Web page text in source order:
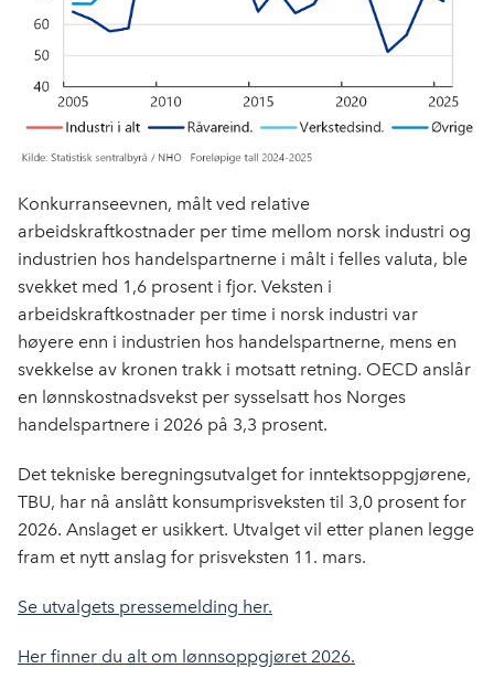
Konkurranseevnen, målt ved relative
arbeidskraftkostnader per time mellom norsk industri og
industrien hos handelspartnerne i målt i felles valuta, ble
svekket med 1,6 prosent i fjor. Veksten i
arbeidskraftkostnader per time i norsk industri var
høyere enn i industrien hos handelspartnerne, mens en
svekkelse av kronen trakk i motsatt retning. OECD anslår
en lønnskostnadsvekst per sysselsatt hos Norges
handelspartnere i 2026 på 3,3 prosent.
Det tekniske beregningsutvalget for inntektsoppgjørene,
TBU, har nå anslått konsumprisveksten til 3,0 prosent for
2026. Anslaget er usikkert. Utvalget vil etter planen legge
fram et nytt anslag for prisveksten 11. mars.
Se utvalgets pressemelding her.
Her finner du alt om lønnsoppgjøret 2026.